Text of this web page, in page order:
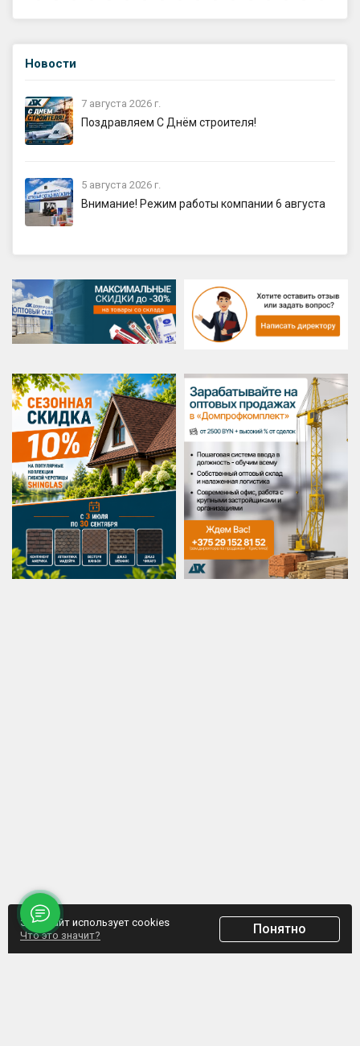
Новости
7 августа 2026 г.
Поздравляем С Днём строителя!
5 августа 2026 г.
Внимание! Режим работы компании 6 августа
Этот сайт использует cookies
Что это значит?
Понятно